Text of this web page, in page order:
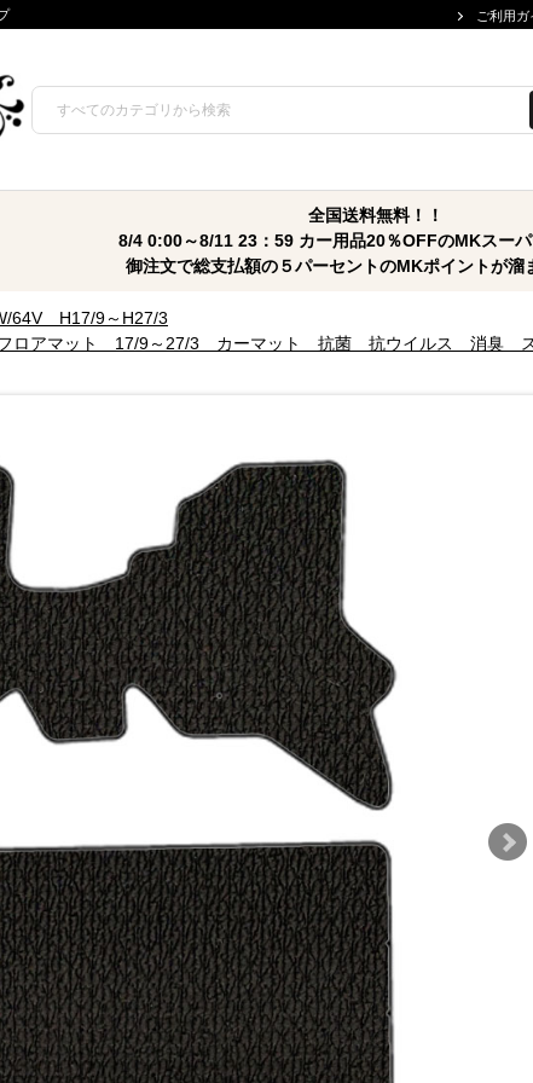
ご利用ガ
全国送料無料！！
8/4 0:00～8/11 23：59 カー用品20％OFFのMKスーパ
御注文で総支払額の５パーセントのMKポイントが溜
64V H17/9～H27/3
ロアマット 17/9～27/3 カーマット 抗菌 抗ウイルス 消臭 ス